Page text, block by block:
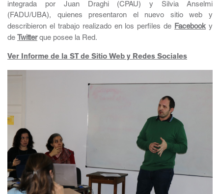
integrada por Juan Draghi (CPAU) y Silvia Anselmi
(FADU/UBA), quienes presentaron el nuevo sitio web y
describieron el trabajo realizado en los perfiles de Facebook y
de Twitter que posee la Red.
Ver Informe de la ST de Sitio Web y Redes Sociales